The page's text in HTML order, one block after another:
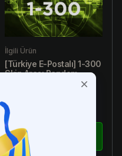
İlgili Ürün
[Türkiye E-Postalı] 1-300
Skin Arası Random
₺179.99
₺299.99